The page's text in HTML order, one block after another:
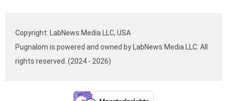
Copyright: LabNews Media LLC, USA
Pugnalom is powered and owned by LabNews Media LLC. All
rights reserved. (2024 - 2026)